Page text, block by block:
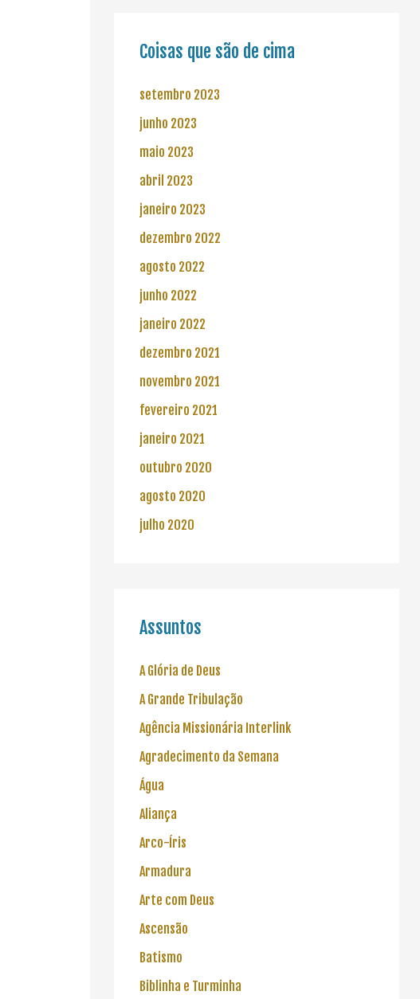
Coisas que são de cima
setembro 2023
junho 2023
maio 2023
abril 2023
janeiro 2023
dezembro 2022
agosto 2022
junho 2022
janeiro 2022
dezembro 2021
novembro 2021
fevereiro 2021
janeiro 2021
outubro 2020
agosto 2020
julho 2020
Assuntos
A Glória de Deus
A Grande Tribulação
Agência Missionária Interlink
Agradecimento da Semana
Água
Aliança
Arco-Íris
Armadura
Arte com Deus
Ascensão
Batismo
Biblinha e Turminha